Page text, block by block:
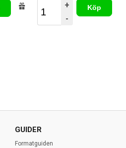
+
-
Köp
GUIDER
Formatguiden